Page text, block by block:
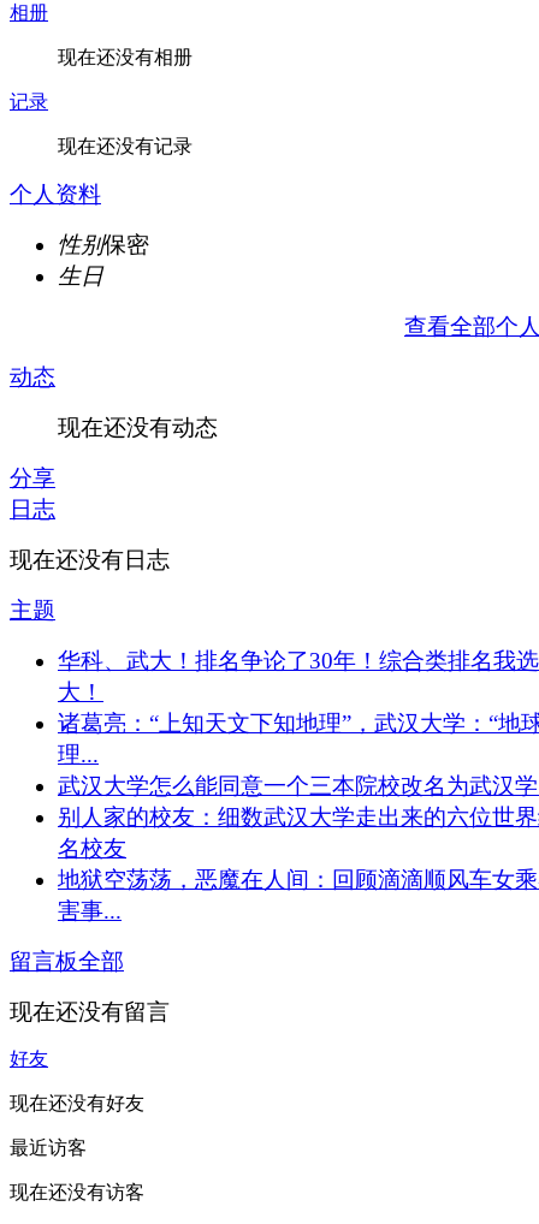
相册
现在还没有相册
记录
现在还没有记录
个人资料
性别保密
生日
查看全部个
动态
现在还没有动态
分享
日志
现在还没有日志
主题
华科、武大！排名争论了30年！综合类排名我
大！
诸葛亮：“上知天文下知地理”，武汉大学：“地
理...
武汉大学怎么能同意一个三本院校改名为武汉
别人家的校友：细数武汉大学走出来的六位世
名校友
地狱空荡荡，恶魔在人间：回顾滴滴顺风车女
害事...
留言板全部
现在还没有留言
好友
现在还没有好友
最近访客
现在还没有访客